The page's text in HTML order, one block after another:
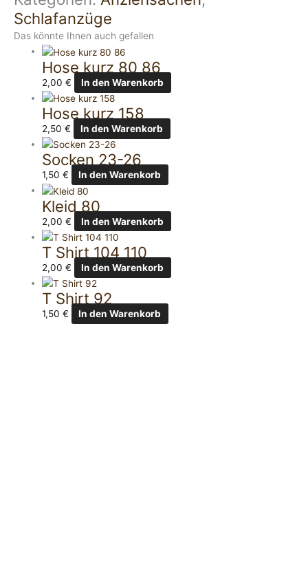
Schlafanzüge
Das könnte Ihnen auch gefallen
Hose kurz 80 86
2,00€ In den Warenkorb
Hose kurz 158
2,50€ In den Warenkorb
Socken 23-26
1,50€ In den Warenkorb
Kleid 80
2,00€ In den Warenkorb
T Shirt 104 110
2,00€ In den Warenkorb
T Shirt 92
1,50€ In den Warenkorb